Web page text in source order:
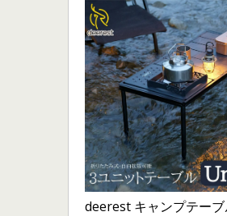
deerest キャンプテーブ